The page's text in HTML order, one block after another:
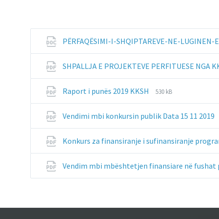
PËRFAQËSIMI-I-SHQIPTAREVE-NE-LUGINEN-
SHPALLJA E PROJEKTEVE PERFITUESE NGA
Raport i punës 2019 KKSH
File
File
530 kB
Vendimi mbi konkursin publik Data 15 11 2019
Konkurs za finansiranje i sufinansiranje
Vendim mbi mbështetjen finansiare në fushat